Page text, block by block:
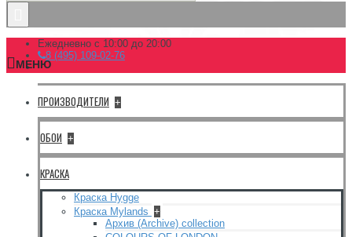
Ежедневно с 10:00 до 20:00
8 (495) 109-02-76
МЕНЮ
ПРОИЗВОДИТЕЛИ +
ОБОИ +
КРАСКА
Краска Hygge
Краска Mylands +
Архив (Archive) collection